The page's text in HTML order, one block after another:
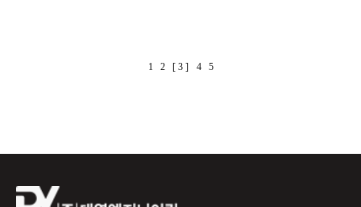
1 2 [ 3 ] 4 5